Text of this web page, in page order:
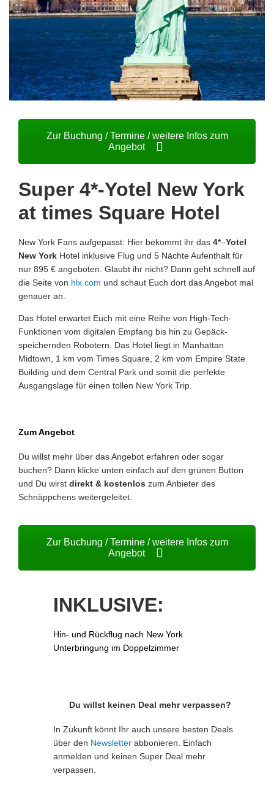
Zur Buchung / Termine / weitere Infos zum
Angebot
Super 4*-Yotel New York
at times Square Hotel
New York Fans aufgepasst: Hier bekommt ihr das 4*–Yotel
New York Hotel inklusive Flug und 5 Nächte Aufenthalt für
nur 895 € angeboten. Glaubt ihr nicht? Dann geht schnell auf
die Seite von hlx.com und schaut Euch dort das Angebot mal
genauer an.
Das Hotel erwartet Euch mit eine Reihe von High-Tech-
Funktionen vom digitalen Empfang bis hin zu Gepäck-
speichernden Robotern. Das Hotel liegt in Manhattan
Midtown, 1 km vom Times Square, 2 km vom Empire State
Building und dem Central Park und somit die perfekte
Ausgangslage für einen tollen New York Trip.
Zum Angebot
Du willst mehr über das Angebot erfahren oder sogar
buchen? Dann klicke unten einfach auf den grünen Button
und Du wirst direkt & kostenlos zum Anbieter des
Schnäppchens weitergeleitet.
Zur Buchung / Termine / weitere Infos zum
Angebot
INKLUSIVE:
Hin- und Rückflug nach New York
Unterbringung im Doppelzimmer
Du willst keinen Deal mehr verpassen?
In Zukunft könnt Ihr auch unsere besten Deals
über den Newsletter abbonieren. Einfach
anmelden und keinen Super Deal mehr
verpassen.